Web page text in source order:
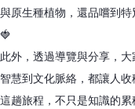
與原生種植物，還品嚐到
🍓
此外，透過導覽與分享，
智慧到文化脈絡，都讓人收
這趟旅程，不只是知識的